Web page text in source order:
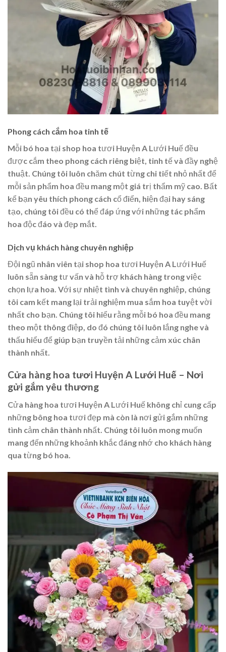
Phong cách cắm hoa tinh tế
Mỗi bó hoa tại shop hoa tươi Huyện A Lưới Huế đều
được cắm theo phong cách riêng biệt, tinh tế và đầy nghệ
thuật. Chúng tôi luôn chăm chút từng chi tiết nhỏ nhất để
mỗi sản phẩm hoa đều mang một giá trị thẩm mỹ cao. Bất
kể bạn yêu thích phong cách cổ điển, hiện đại hay sáng
tạo, chúng tôi đều có thể đáp ứng với những tác phẩm
hoa độc đáo và đẹp mắt.
Dịch vụ khách hàng chuyên nghiệp
Đội ngũ nhân viên tại shop hoa tươi Huyện A Lưới Huế
luôn sẵn sàng tư vấn và hỗ trợ khách hàng trong việc
chọn lựa hoa. Với sự nhiệt tình và chuyên nghiệp, chúng
tôi cam kết mang lại trải nghiệm mua sắm hoa tuyệt vời
nhất cho bạn. Chúng tôi hiểu rằng mỗi bó hoa đều mang
theo một thông điệp, do đó chúng tôi luôn lắng nghe và
thấu hiểu để giúp bạn truyền tải những cảm xúc chân
thành nhất.
Cửa hàng hoa tươi Huyện A Lưới Huế – Nơi
gửi gắm yêu thương
Cửa hàng hoa tươi Huyện A Lưới Huế không chỉ cung cấp
những bông hoa tươi đẹp mà còn là nơi gửi gắm những
tình cảm chân thành nhất. Chúng tôi luôn mong muốn
mang đến những khoảnh khắc đáng nhớ cho khách hàng
qua từng bó hoa.